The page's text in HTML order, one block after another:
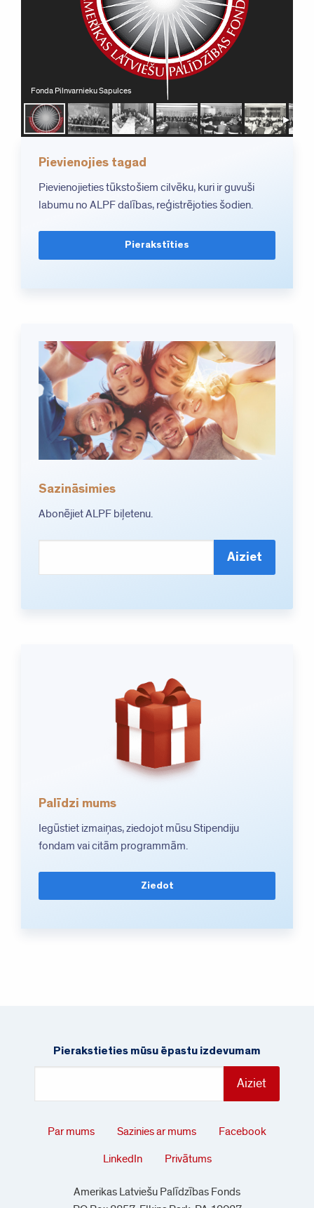
Fonda Pilnvarnieku Sapulces
Pievienojies tagad
Pievienojieties tūkstošiem cilvēku, kuri ir guvuši
labumu no ALPF dalības, reģistrējoties šodien.
Pierakstīties
Sazināsimies
Abonējiet ALPF biļetenu.
Palīdzi mums
Iegūstiet izmaiņas, ziedojot mūsu Stipendiju
fondam vai citām programmām.
Ziedot
Pierakstieties mūsu ēpastu izdevumam
Par mums Sazinies ar mums
Facebook
LinkedIn
Privātums
Amerikas Latviešu Palīdzības Fonds